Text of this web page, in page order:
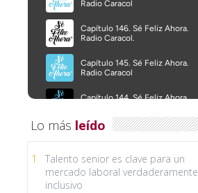
Lo más leído
1
Talento senior es clave para un
mercado laboral verdaderamente
inclusivo